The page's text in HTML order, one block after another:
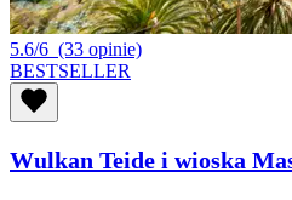
5.6/6 (33 opinie)
BESTSELLER
Wulkan Teide i wioska